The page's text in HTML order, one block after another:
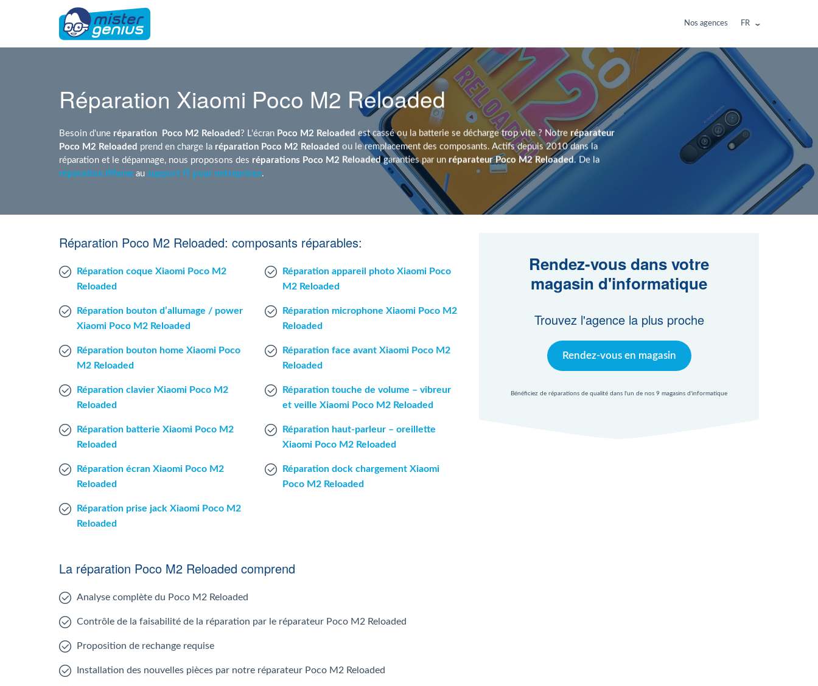
Nos agences FR
Réparation Xiaomi Poco M2 Reloaded
Besoin d'une réparation Poco M2 Reloaded ? L'écran Poco M2 Reloaded est cassé ou la batterie se décharge trop vite ? Notre réparateur
Poco M2 Reloaded prend en charge la réparation Poco M2 Reloaded ou le remplacement des composants. Actifs depuis 2010 dans la
réparation et le dépannage, nous proposons des réparations Poco M2 Reloaded garanties par unréparateur Poco M2 Reloaded . De la
réparation iPhone au support IT pour entreprises.
Réparation Poco M2 Reloaded: composants réparables:
Réparation coque Xiaomi Poco M2
Reloaded
Réparation bouton d’allumage / power
Xiaomi Poco M2 Reloaded
Réparation bouton home Xiaomi Poco
M2 Reloaded
Réparation clavier Xiaomi Poco M2
Reloaded
Réparation batterie Xiaomi Poco M2
Reloaded
Réparation écran Xiaomi Poco M2
Reloaded
Réparation prise jack Xiaomi Poco M2
Reloaded
Réparation appareil photo Xiaomi Poco
M2 Reloaded
Réparation microphone Xiaomi Poco M2
Reloaded
Réparation face avant Xiaomi Poco M2
Reloaded
Réparation touche de volume – vibreur
et veille Xiaomi Poco M2 Reloaded
Réparation haut-parleur – oreillette
Xiaomi Poco M2 Reloaded
Réparation dock chargement Xiaomi
Poco M2 Reloaded
Rendez-vous dans votre
magasin d'informatique
Trouvez l'agence la plus proche
Rendez-vous en magasin
Bénéficiez de réparations de qualité dans l'un de nos 9 magasins d'informatique
La réparation Poco M2 Reloaded comprend
Analyse complète du Poco M2 Reloaded
Contrôle de la faisabilité de la réparation par le réparateur Poco M2 Reloaded
Proposition de rechange requise
Installation des nouvelles pièces par notre réparateur Poco M2 Reloaded